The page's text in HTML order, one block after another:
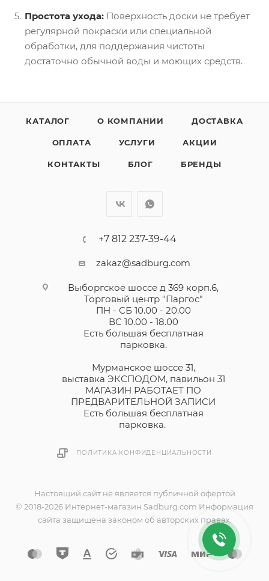
Простота ухода: Поверхность доски не требует
регулярной покраски или специальной
обработки, для поддержания чистоты
достаточно обычной воды и моющих средств.
КАТАЛОГ О КОМПАНИИ ДОСТАВКА
ОПЛАТА УСЛУГИ АКЦИИ
КОНТАКТЫ БЛОГ БРЕНДЫ
+7 812 237-39-44
zakaz@sadburg.com
Выборгское шоссе д 369 корп.6,
Торговый центр "Паргос"
ПН - СБ 10.00 - 20.00
ВС 10.00 - 18.00
Есть большая бесплатная
парковка.
Мурманское шоссе 31,
выставка ЭКСПОДОМ, павильон 31
МАГАЗИН РАБОТАЕТ ПО
ПРЕДВАРИТЕЛЬНОЙ ЗАПИСИ
Есть большая бесплатная
парковка.
ПОЛИТИКА КОНФИДЕНЦИАЛЬНОСТИ
Настоящий сайт не является публичной офертой
© 2018-2026 Интернет-магазин Sadburg.com Информация
сайта защищена законом об авторских правах.